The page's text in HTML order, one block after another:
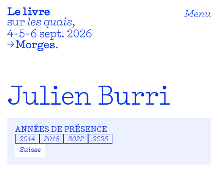
Menu
Julien Burri
ANNÉES DE PRÉSENCE
2014 2018 2022
2025
Suisse